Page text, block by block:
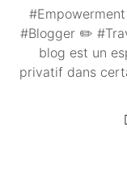
#Blogger ✏️
blog est un
privatif dans